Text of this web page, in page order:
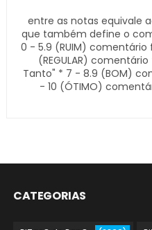
entre as notas equivale
que também define o
0 - 5.9 (RUIM) comentário
(REGULAR)
Tanto" * 7 - 8.9 (BOM)
- 10 (ÓTIMO)
CATEGORIAS